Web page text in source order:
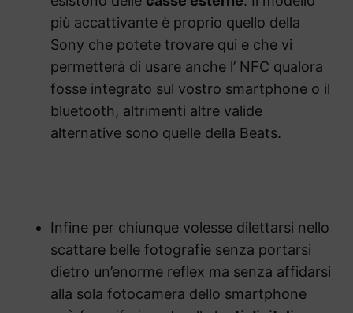
più accattivante è proprio quello della
Sony che potete trovare qui e che vi
permetterà di usare anche l’ NFC qualora
fosse integrato sul vostro smartphone o il
bluetooth, altrimenti altre valide
alternative sono quelle della Beats.
Infine per chiunque volesse dilettarsi nello
scattare belle fotografie senza portarsi
dietro un’enorme reflex ma senza affidarsi
alla sola fotocamera dello smartphone